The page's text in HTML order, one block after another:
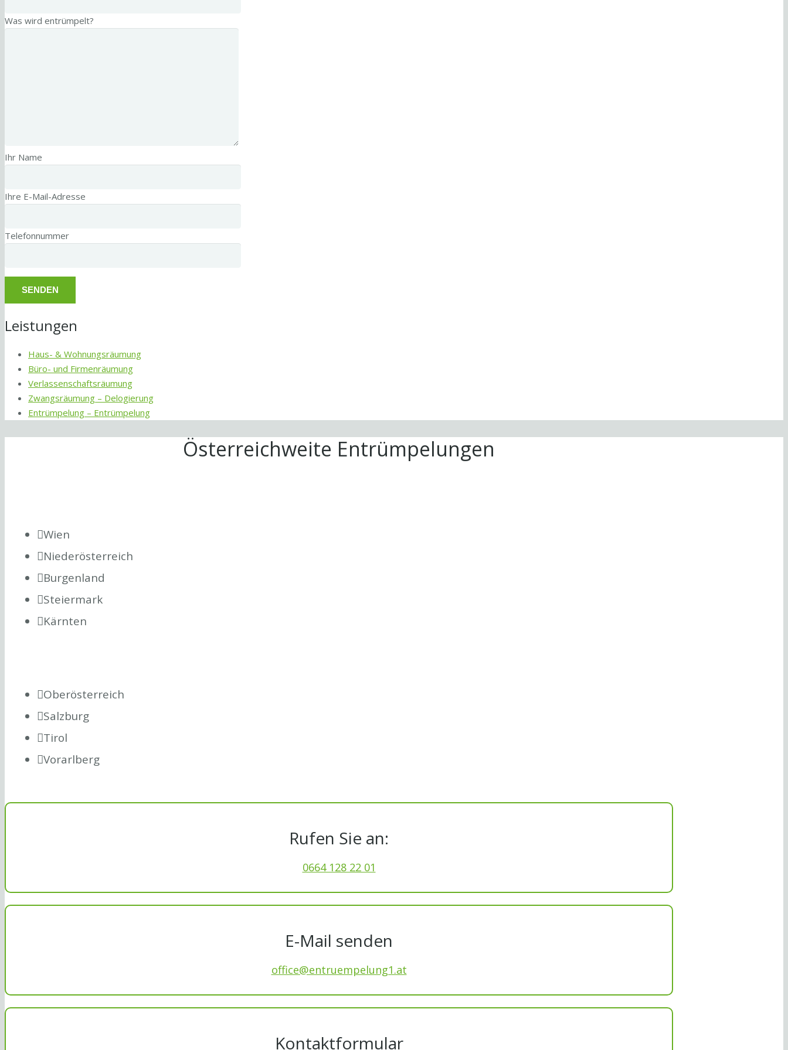
Was wird entrümpelt?
Ihr Name
Ihre E-Mail-Adresse
Telefonnummer
Leistungen
Haus- & Wohnungsräumung
Büro- und Firmenräumung
Verlassenschaftsräumung
Zwangsräumung – Delogierung
Entrümpelung – Entrümpelung
Österreichweite Entrümpelungen
Wien
Niederösterreich
Burgenland
Steiermark
Kärnten
Oberösterreich
Salzburg
Tirol
Vorarlberg
Rufen Sie an:
0664 128 22 01
E-Mail senden
office@entruempelung1.at
Kontaktformular